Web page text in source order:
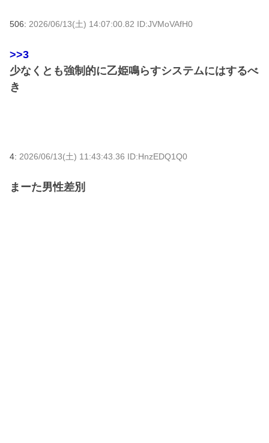
506: 2026/06/13(土) 14:07:00.82 ID:JVMoVAfH0
>>3
少なくとも強制的に乙姫鳴らすシステムにはするべ
き
4: 2026/06/13(土) 11:43:43.36 ID:HnzEDQ1Q0
まーた男性差別